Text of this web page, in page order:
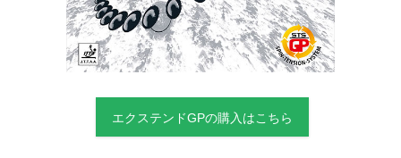
エクステンドGPの購入はこちら